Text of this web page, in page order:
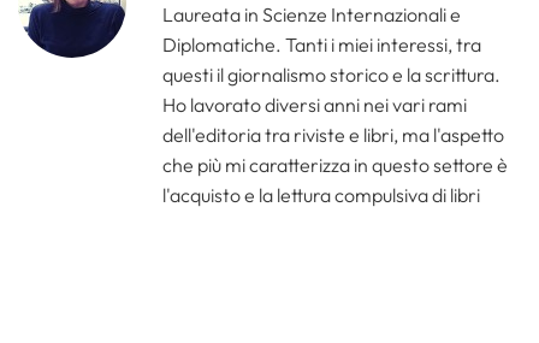
Laureata in Scienze Internazionali e
Diplomatiche. Tanti i miei interessi, tra
questi il giornalismo storico e la scrittura.
Ho lavorato diversi anni nei vari rami
dell'editoria tra riviste e libri, ma l'aspetto
che più mi caratterizza in questo settore è
l'acquisto e la lettura compulsiva di libri